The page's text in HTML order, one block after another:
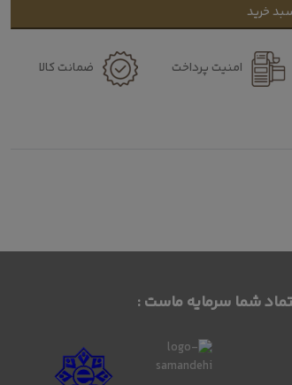
خرید
امنیت پرداخت ضمانت کالا
شما سرمایه ماست :